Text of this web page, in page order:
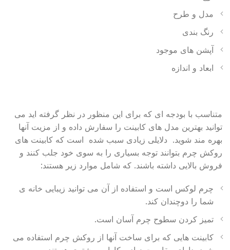
مدل و طرح
رنگ بندی
آپشن های موجود
ابعاد و اندازه
متناسب با بودجه ای که برای این منظور در نظر گرفته اید می
توانید بهترین مدل های کابینت را سفارش داده و از مزیت آنها
بهره مند شوید. دلایلی زیادی سبب شده است که کابینت های
روکش چرم بتوانند توجه بسیاری را به سوی خود جلب کنند و
فروش بالایی داشته باشند. که شامل موارد زیر هستند:
چرم لوکس است و استفاده از آن می توانید زیبایی خانه ی
شما را دوچندان کند.
تمیز کردن سطوح چرم آسان است.
کابینت هایی که برای ساخت آنها از روکش چرم استفاده می